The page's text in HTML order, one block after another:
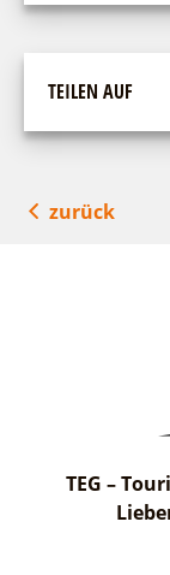
TEILEN AUF
zurück
TEG –